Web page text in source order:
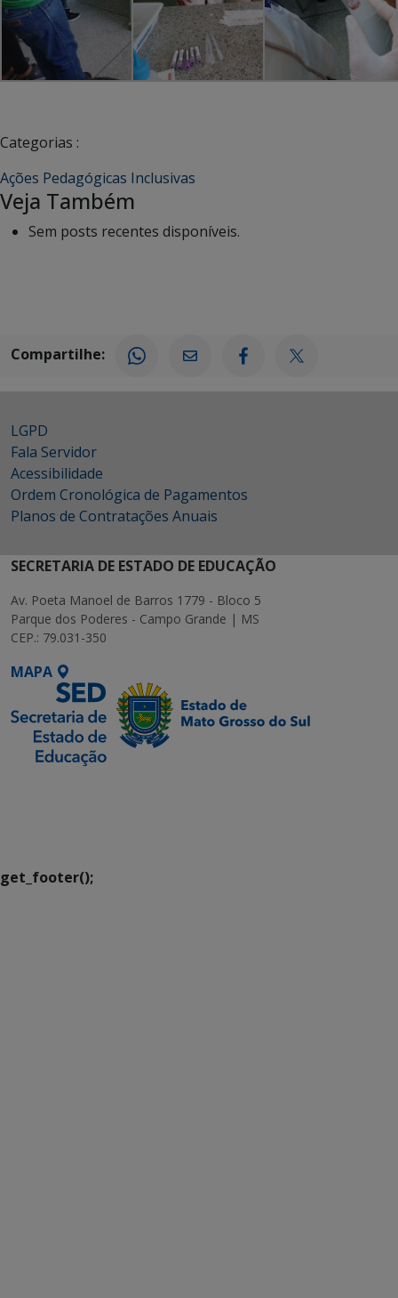
Categorias :
Ações Pedagógicas Inclusivas
Veja Também
Sem posts recentes disponíveis.
Compartilhe:
LGPD
Fala Servidor
Acessibilidade
Ordem Cronológica de Pagamentos
Planos de Contratações Anuais
SECRETARIA DE ESTADO DE EDUCAÇÃO
Av. Poeta Manoel de Barros 1779 - Bloco 5
Parque dos Poderes - Campo Grande | MS
CEP.: 79.031-350
MAPA
get_footer();